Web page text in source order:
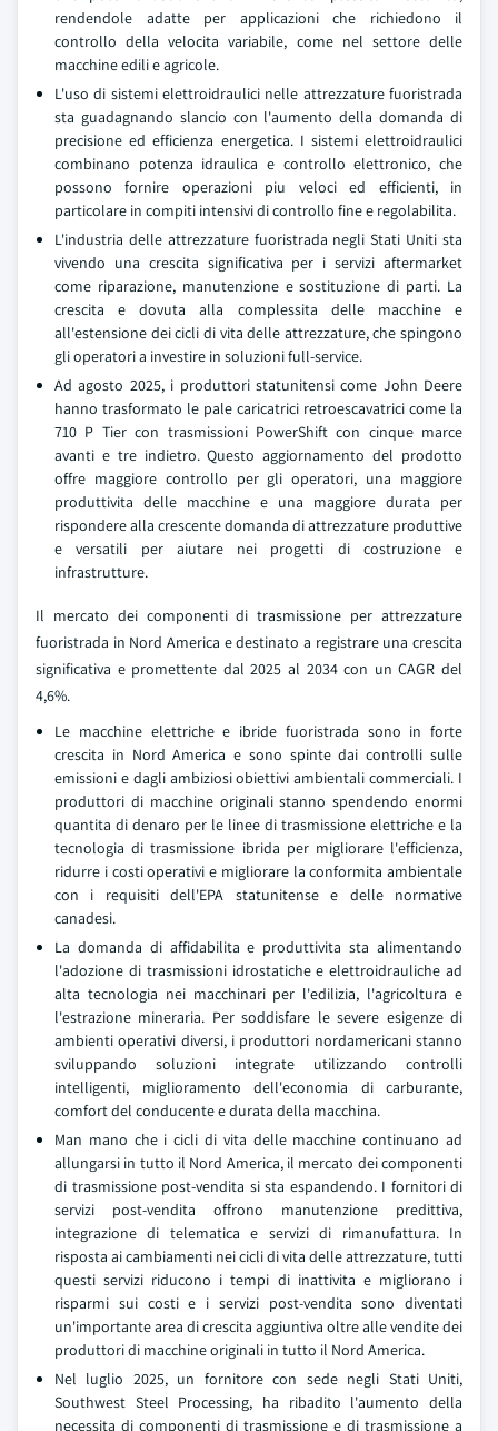
rendendole adatte per applicazioni che richiedono il
controllo della velocita variabile, come nel settore delle
macchine edili e agricole.
L'uso di sistemi elettroidraulici nelle attrezzature fuoristrada
sta guadagnando slancio con l'aumento della domanda di
precisione ed efficienza energetica. I sistemi elettroidraulici
combinano potenza idraulica e controllo elettronico, che
possono fornire operazioni piu veloci ed efficienti, in
particolare in compiti intensivi di controllo fine e regolabilita.
L'industria delle attrezzature fuoristrada negli Stati Uniti sta
vivendo una crescita significativa per i servizi aftermarket
come riparazione, manutenzione e sostituzione di parti. La
crescita e dovuta alla complessita delle macchine e
all'estensione dei cicli di vita delle attrezzature, che spingono
gli operatori a investire in soluzioni full-service.
Ad agosto 2025, i produttori statunitensi come John Deere
hanno trasformato le pale caricatrici retroescavatrici come la
710 P Tier con trasmissioni PowerShift con cinque marce
avanti e tre indietro. Questo aggiornamento del prodotto
offre maggiore controllo per gli operatori, una maggiore
produttivita delle macchine e una maggiore durata per
rispondere alla crescente domanda di attrezzature produttive
e versatili per aiutare nei progetti di costruzione e
infrastrutture.
Il mercato dei componenti di trasmissione per attrezzature
fuoristrada in Nord America e destinato a registrare una crescita
significativa e promettente dal 2025 al 2034 con un CAGR del
4,6%.
Le macchine elettriche e ibride fuoristrada sono in forte
crescita in Nord America e sono spinte dai controlli sulle
emissioni e dagli ambiziosi obiettivi ambientali commerciali. I
produttori di macchine originali stanno spendendo enormi
quantita di denaro per le linee di trasmissione elettriche e la
tecnologia di trasmissione ibrida per migliorare l'efficienza,
ridurre i costi operativi e migliorare la conformita ambientale
con i requisiti dell'EPA statunitense e delle normative
canadesi.
La domanda di affidabilita e produttivita sta alimentando
l'adozione di trasmissioni idrostatiche e elettroidrauliche ad
alta tecnologia nei macchinari per l'edilizia, l'agricoltura e
l'estrazione mineraria. Per soddisfare le severe esigenze di
ambienti operativi diversi, i produttori nordamericani stanno
sviluppando soluzioni integrate utilizzando controlli
intelligenti, miglioramento dell'economia di carburante,
comfort del conducente e durata della macchina.
Man mano che i cicli di vita delle macchine continuano ad
allungarsi in tutto il Nord America, il mercato dei componenti
di trasmissione post-vendita si sta espandendo. I fornitori di
servizi post-vendita offrono manutenzione predittiva,
integrazione di telematica e servizi di rimanufattura. In
risposta ai cambiamenti nei cicli di vita delle attrezzature, tutti
questi servizi riducono i tempi di inattivita e migliorano i
risparmi sui costi e i servizi post-vendita sono diventati
un'importante area di crescita aggiuntiva oltre alle vendite dei
produttori di macchine originali in tutto il Nord America.
Nel luglio 2025, un fornitore con sede negli Stati Uniti,
Southwest Steel Processing, ha ribadito l'aumento della
necessita di componenti di trasmissione e di trasmissione a